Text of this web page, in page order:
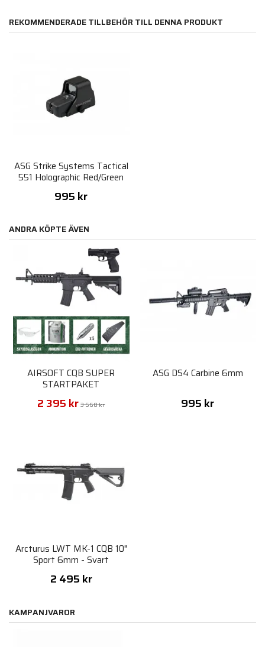
REKOMMENDERADE TILLBEHÖR TILL DENNA PRODUKT
ASG Strike Systems Tactical
551 Holographic Red/Green
995 kr
ANDRA KÖPTE ÄVEN
AIRSOFT CQB SUPER
STARTPAKET
2 395 kr 3 560 kr
ASG DS4 Carbine 6mm
995 kr
Arcturus LWT MK-1 CQB 10"
Sport 6mm - Svart
2 495 kr
KAMPANJVAROR